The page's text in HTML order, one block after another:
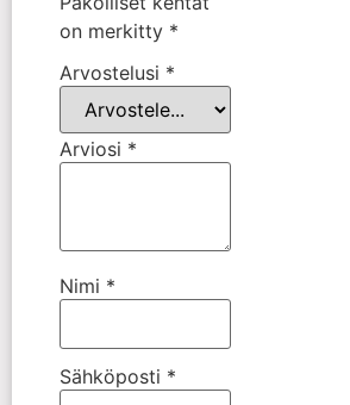
on merkitty *
Arvostelusi *
Arviosi *
Nimi *
Sähköposti *